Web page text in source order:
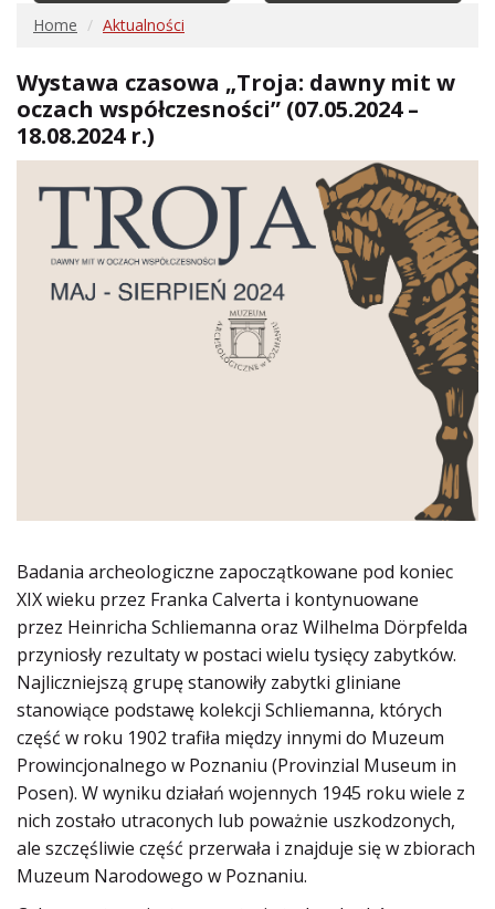
Home Aktualności
Wystawa czasowa „Troja: dawny mit w
oczach współczesności” (07.05.2024 –
18.08.2024 r.)
Badania archeologiczne zapoczątkowane pod koniec
XIX wieku przez Franka Calverta i kontynuowane
przez Heinricha Schliemanna oraz Wilhelma Dörpfelda
przyniosły rezultaty w postaci wielu tysięcy zabytków.
Najliczniejszą grupę stanowiły zabytki gliniane
stanowiące podstawę kolekcji Schliemanna, których
część w roku 1902 trafiła między innymi do Muzeum
Prowincjonalnego w Poznaniu (Provinzial Museum in
Posen). W wyniku działań wojennych 1945 roku wiele z
nich zostało utraconych lub poważnie uszkodzonych,
ale szczęśliwie część przerwała i znajduje się w zbiorach
Muzeum Narodowego w Poznaniu.